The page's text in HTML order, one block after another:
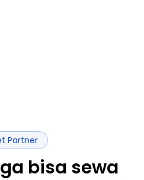
Partner
bisa sewa